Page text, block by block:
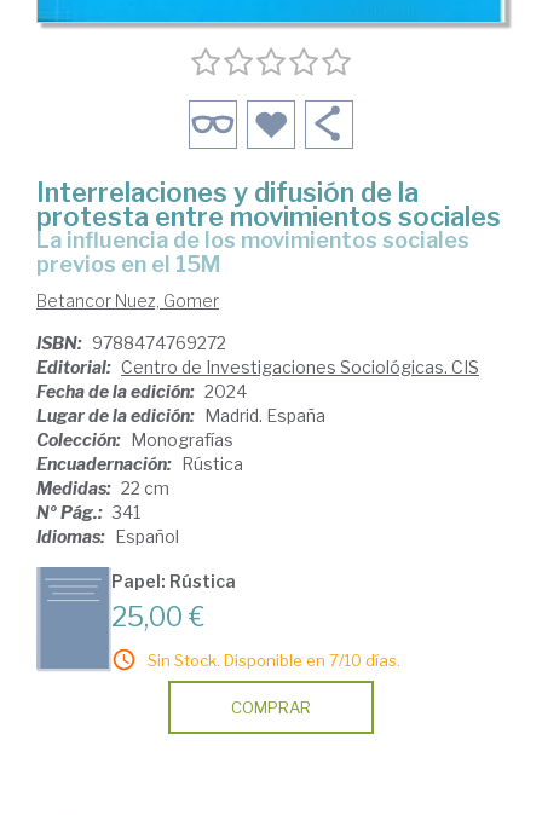
Interrelaciones y difusión de la
protesta entre movimientos sociales
La influencia de los movimientos sociales
previos en el 15M
Betancor Nuez, Gomer
ISBN: 9788474769272
Editorial: Centro de Investigaciones Sociológicas. CIS
Fecha de la edición: 2024
Lugar de la edición: Madrid. España
Colección: Monografías
Encuadernación: Rústica
Medidas: 22 cm
Nº Pág.: 341
Idiomas: Español
Papel: Rústica
25,00 €
Sin Stock. Disponible en 7/10 días.
COMPRAR